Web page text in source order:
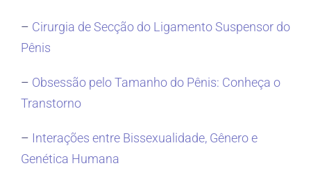
– Cirurgia de Secção do Ligamento Suspensor do
Pênis
– Obsessão pelo Tamanho do Pênis: Conheça o
Transtorno
– Interações entre Bissexualidade, Gênero e
Genética Humana